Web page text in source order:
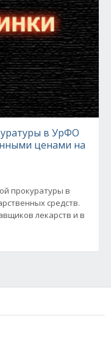
в УрФО
ценами на
прокуратуры в
средств.
лекарств и в